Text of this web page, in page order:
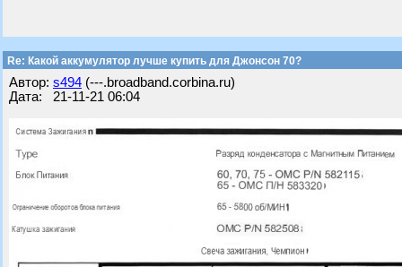
Re: Какой аккумулятор лучше купить для Джонсон 70?
Автор: s494 (---.broadband.corbina.ru)
Дата: 21-11-21 06:04